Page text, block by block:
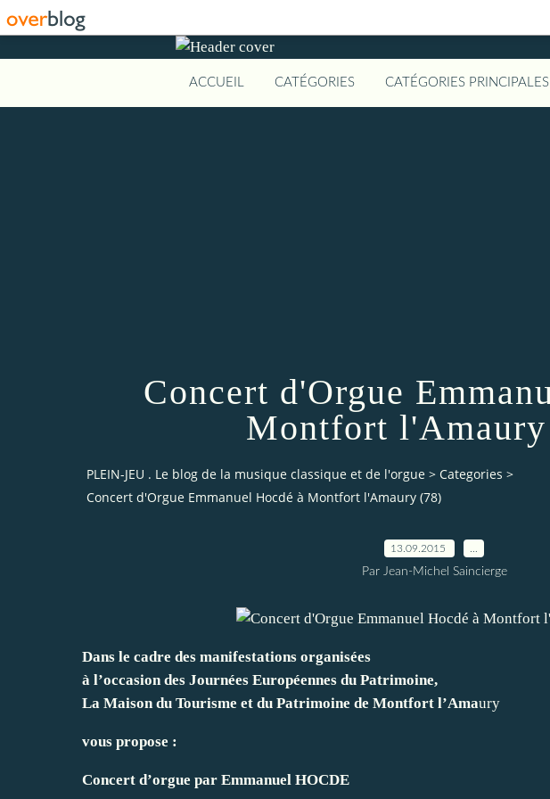
ACCUEIL CATÉGORIES CATÉGORIES PRINCIPALES
Concert d'Orgue
Montfort
PLEIN-JEU . Le blog de la musique classique et de l'orgue > Categories >
Concert d'Orgue Emmanuel Hocdé à Montfort l'Amaury (78)
13.09.2015
Par Jean-Michel Saincierge
Dans le cadre des manifestations organisées
à l’occasion des Journées Européennes du Patrimoine,
La Maison du Tourisme et du Patrimoine de Montfort l’Amaury
vous propose :
Concert d’orgue par Emmanuel HOCDE